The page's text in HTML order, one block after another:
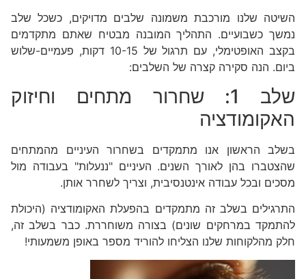
השיטה שלנו מורכבת משמונה שלבים מדויקים, כשכל שלב
נמשך כשבועיים. התהליך המובנה מבטיח שאתם מתקדמים
בקצב האופטימלי, עם תרגול של 10-15 דקות, פעמיים-שלוש
ביום. הנה סקירה קצרה של השלבים:
שלב 1: שחרור מתחים וחיזוק
האקומודציה
בשלב הראשון אנו מתמקדים בשחרור העיניים מהמתחים
שהצטברו בהן לאורך השנים. העיניים "ננעלות" בעבודה מול
מסכים ובכל עבודה אינטנסיבית, וצריך לשחרר אותן.
התרגילים בשלב זה מתמקדים בהפעלת האקומודציה (היכולת
להתמקד במרחקים שונים) בצורה משוחררת. כבר בשלב זה,
חלק מהלקוחות שלנו הצליחו להוריד מספר באופן משמעותי!